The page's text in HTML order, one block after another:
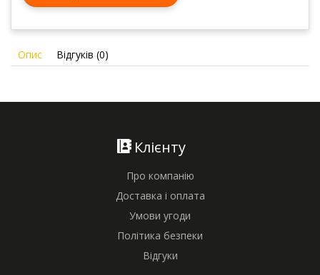
Опис Відгуків (0)
Клієнту
Про компанію
Доставка і оплата
Умови угоди
Політика безпеки
Відгуки